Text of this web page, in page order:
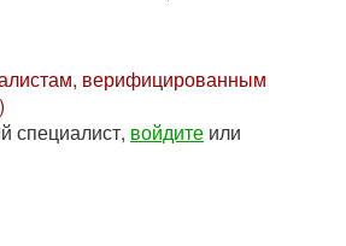
верифицированным
специалист, войдите или